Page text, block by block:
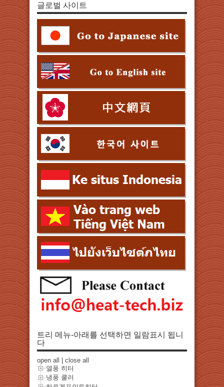
글로벌 사이트
트리 메뉴-아래를 선택하면 일람표시 됩니
다
open all | close all
열풍 히터
냉풍 쿨러